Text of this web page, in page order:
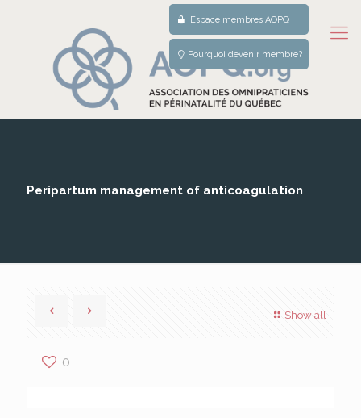
Espace membres AOPQ
Pourquoi devenir membre?
Peripartum management of anticoagulation
Show all
0